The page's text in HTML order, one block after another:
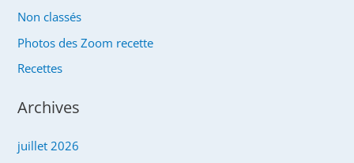
Non classés
Photos des Zoom recette
Recettes
Archives
juillet 2026